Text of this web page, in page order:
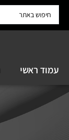
עמוד ראשי